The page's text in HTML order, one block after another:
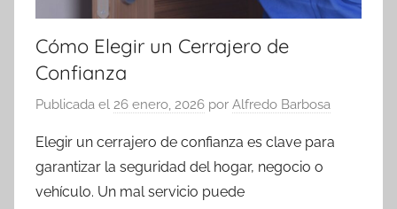
Cómo Elegir un Cerrajero de
Confianza
Publicada el 26 enero, 2026 por Alfredo Barbosa
Elegir un cerrajero de confianza es clave para
garantizar la seguridad del hogar, negocio o
vehículo. Un mal servicio puede